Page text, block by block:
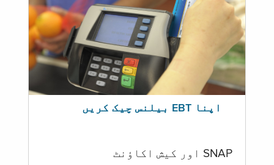
اپنا EBT بیلنس چیک کریں
SNAP اور کیش اکاؤنٹ